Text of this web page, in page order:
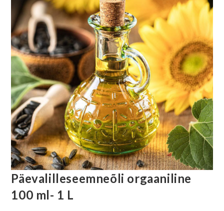
Päevalilleseemneõli orgaaniline
100 ml- 1 L